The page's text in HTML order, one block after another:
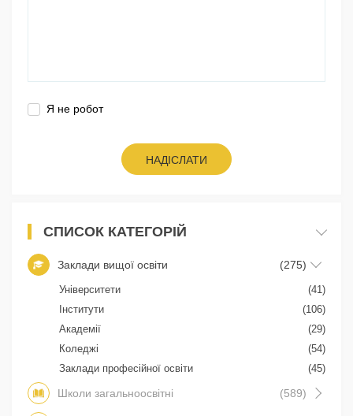
Я не робот
НАДІСЛАТИ
СПИСОК КАТЕГОРІЙ
Заклади вищої освіти (275)
Університети
(41)
Інститути
(106)
Академії
(29)
Коледжі
(54)
Заклади професійної освіти
(45)
Школи загальноосвітні (589)